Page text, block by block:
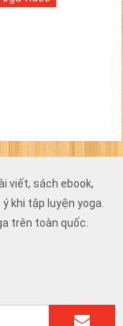
viết, sách ebook,
khi tập luyện yoga.
trên toàn quốc.